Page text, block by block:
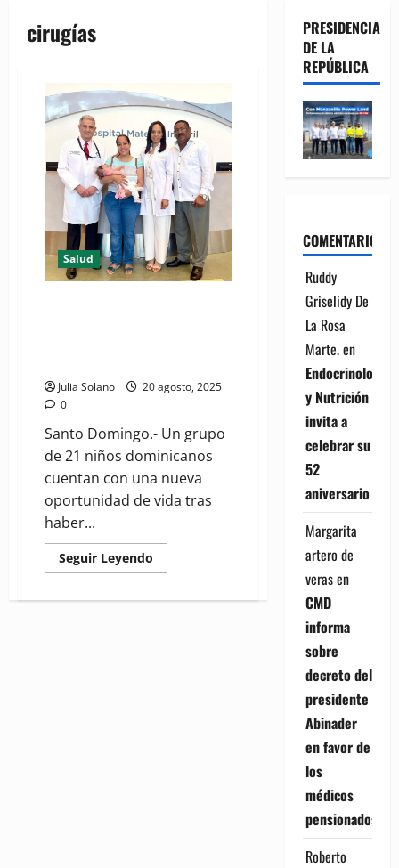
cirugías
Salud
Julia Solano
20 agosto, 2025
0
Santo Domingo.- Un grupo
de 21 niños dominicanos
cuentan con una nueva
oportunidad de vida tras
haber...
Seguir Leyendo
more
entre
PRESIDENCIA
DE LA
REPÚBLICA
COMENTARIOS
Ruddy
Griselidy De
La Rosa
Marte.en
Endocrinología
y Nutrición
invita a
celebrar su
52
aniversario
Margarita
artero de
verasen
CMD
informa
sobre
decreto del
presidente
Abinader
en favor de
los
médicos
pensionados
Roberto